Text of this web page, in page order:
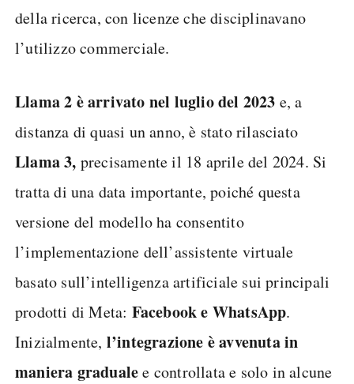
della ricerca, con licenze che disciplinavano
l’utilizzo commerciale.
Llama 2 è arrivato nel luglio del 2023 e, a
distanza di quasi un anno, è stato rilasciato
Llama 3, precisamente il 18 aprile del 2024. Si
tratta di una data importante, poiché questa
versione del modello ha consentito
l’implementazione dell’assistente virtuale
basato sull’intelligenza artificiale sui principali
prodotti di Meta: Facebook e WhatsApp.
Inizialmente, l’integrazione è avvenuta in
maniera gradualee controllata e solo in alcune